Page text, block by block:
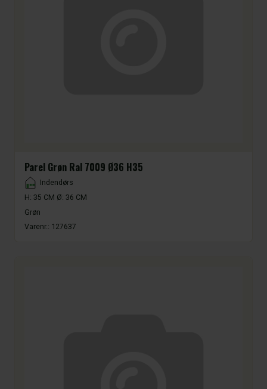
Parel Grøn Ral 7009 Ø36 H35
Placement
Indendørs
H: 35 CM Ø: 36 CM
Grøn
Varenr.: 127637